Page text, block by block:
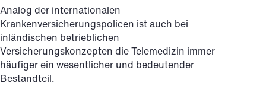
Analog der internationalen
Krankenversicherungspolicen ist auch bei
inländischen betrieblichen
Versicherungskonzepten die Telemedizin immer
häufiger ein wesentlicher und bedeutender
Bestandteil.